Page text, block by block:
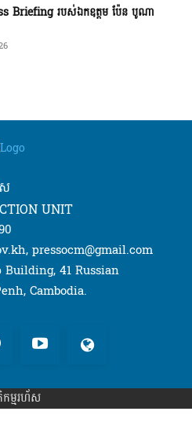
Briefing របស់ឯកឧត្តម ប៉ែន បូណា
UNIT
pressocm@gmail.com
41 Russian
Cambodia.
ម្មរហ័ស